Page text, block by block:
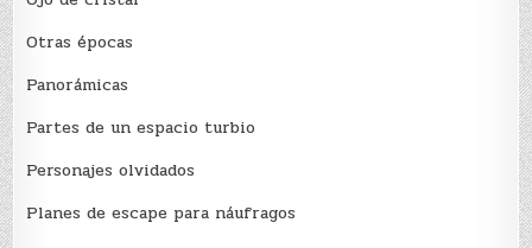
Otras épocas
Panorámicas
Partes de un espacio turbio
Personajes olvidados
Planes de escape para náufragos